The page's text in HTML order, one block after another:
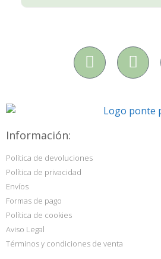
Información:
Política de devoluciones
Política de privacidad
Envíos
Formas de pago
Política de cookies
Aviso Legal
Términos y condiciones de venta